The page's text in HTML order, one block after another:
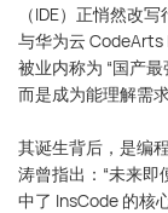
（IDE）正悄然改
与华为云 CodeArts
被业内称为 “国产最
而是成为能理解需
其诞生背后，是编
涛曾指出：“未来即
中了 InsCode 的核